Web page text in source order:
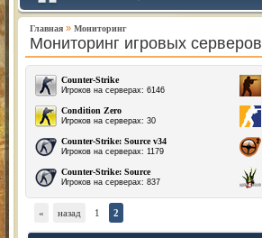
Главная » Мониторинг
Мониторинг игровых серверов
Counter-Strike
Игроков на серверах: 6146
Condition Zero
Игроков на серверах: 30
Counter-Strike: Source v34
Игроков на серверах: 1179
Counter-Strike: Source
Игроков на серверах: 837
« назад 1 2